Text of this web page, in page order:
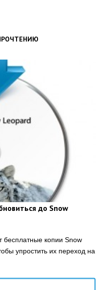
до Snow
копии Snow
упростить их переход на